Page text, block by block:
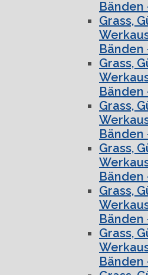
Bänden
Grass,
Bänden
Grass,
Bänden
Grass,
Bänden
Grass,
Bänden
Grass,
Bänden
Grass,
Bänden